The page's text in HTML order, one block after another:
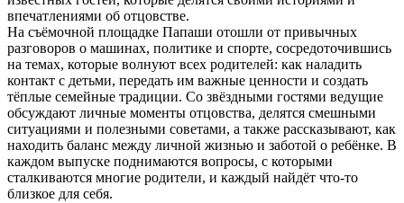
впечатлениями об отцовстве.
На съёмочной площадке Папаши отошли от привычных
разговоров о машинах, политике и спорте, сосредоточившись
на темах, которые волнуют всех родителей: как наладить
контакт с детьми, передать им важные ценности и создать
тёплые семейные традиции. Со звёздными гостями ведущие
обсуждают личные моменты отцовства, делятся смешными
ситуациями и полезными советами, а также рассказывают, как
находить баланс между личной жизнью и заботой о ребёнке. В
каждом выпуске поднимаются вопросы, с которыми
сталкиваются многие родители, и каждый найдёт что-то
близкое для себя.